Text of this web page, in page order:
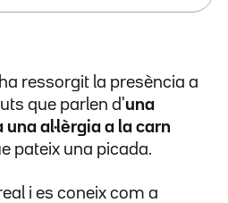
ressorgit la presència a
que parlen d'una
al·lèrgia a la carn
pateix una picada.
i es coneix com a